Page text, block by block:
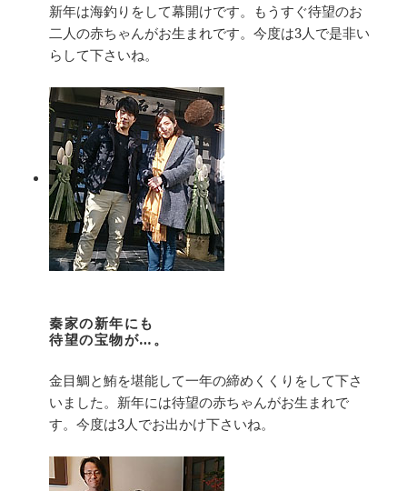
新年は海釣りをして幕開けです。もうすぐ待望のお
二人の赤ちゃんがお生まれです。今度は3人で是非い
らして下さいね。
秦家の新年にも
待望の宝物が…。
金目鯛と鮪を堪能して一年の締めくくりをして下さ
いました。新年には待望の赤ちゃんがお生まれで
す。今度は3人でお出かけ下さいね。